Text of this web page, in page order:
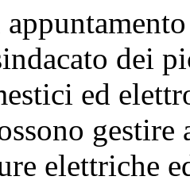
dei
ed
elettriche